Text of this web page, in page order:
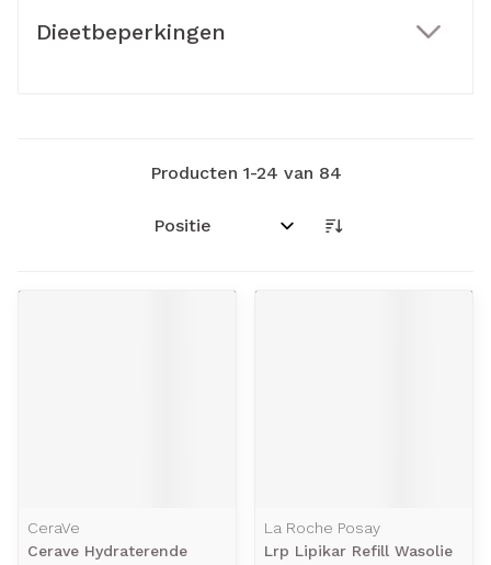
Dieetbeperkingen
Producten 1-24 van 84
Sorteer op:
CeraVe
Cerave Hydraterende
La Roche Posay
Lrp Lipikar Refill Wasolie